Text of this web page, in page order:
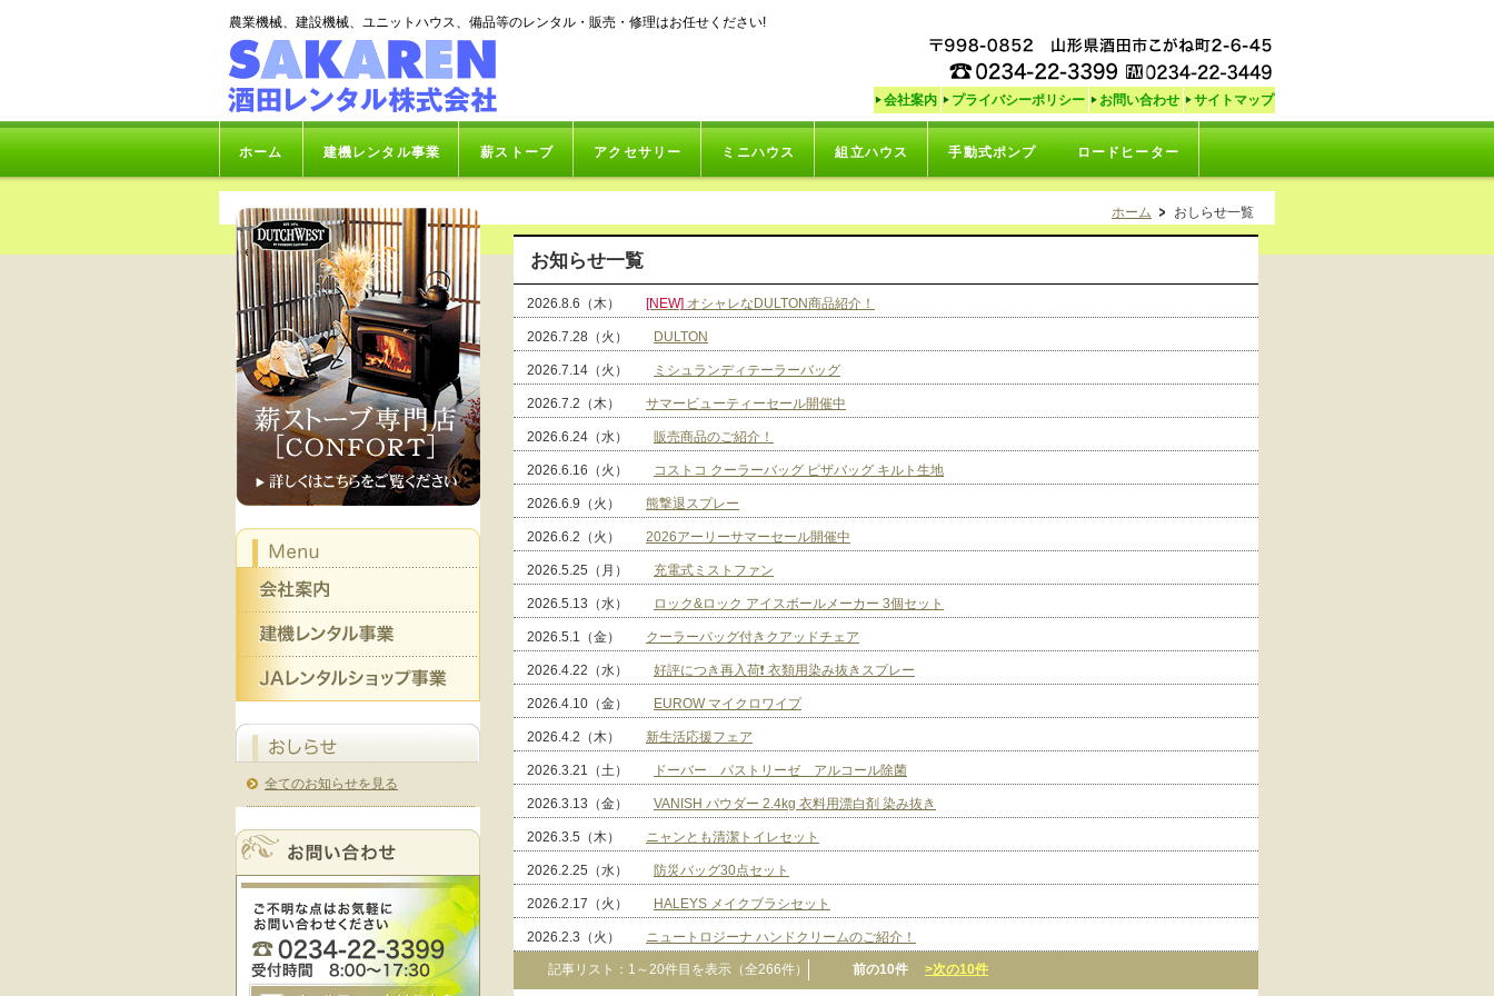
農業機械、建設機械、ユニットハウス、備品等のレンタル・販売・修理はお任せください!
会社案内 プライバシーポリシー お問い合わせ サイトマップ
ホーム 建機レンタル事業 薪ストーブ アクセサリー ミニハウス 組立ハウス 手動式ポンプ ロードヒーター
全てのお知らせを見る
ホーム おしらせ一覧
お知らせ一覧
2026.8.6（木） [NEW] オシャレなDULTON商品紹介！
2026.7.28（火） DULTON
2026.7.14（火） ミシュランディテーラーバッグ
2026.7.2（木） サマービューティーセール開催中
2026.6.24（水） 販売商品のご紹介！
2026.6.16（火） コストコ クーラーバッグ ピザバッグ キルト生地
2026.6.9（火） 熊撃退スプレー
2026.6.2（火） 2026アーリーサマーセール開催中
2026.5.25（月） 充電式ミストファン
2026.5.13（水） ロック&ロック アイスボールメーカー 3個セット
2026.5.1（金） クーラーバッグ付きクアッドチェア
2026.4.22（水） 好評につき再入荷❗ 衣類用染み抜きスプレー
2026.4.10（金） EUROW マイクロワイプ
2026.4.2（木） 新生活応援フェア
2026.3.21（土） ドーバー パストリーゼ アルコール除菌
2026.3.13（金） VANISH パウダー 2.4kg 衣料用漂白剤 染み抜き
2026.3.5（木） ニャンとも清潔トイレセット
2026.2.25（水） 防災バッグ30点セット
2026.2.17（火） HALEYS メイクブラシセット
2026.2.3（火） ニュートロジーナ ハンドクリームのご紹介！
記事リスト： 1 ～20件目を表示（全266件） 前の10件 >次の10件